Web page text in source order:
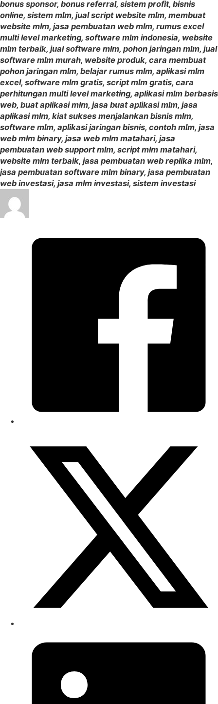
bonus sponsor, bonus referral, sistem profit, bisnis
online, sistem mlm, jual script website mlm, membuat
website mlm, jasa pembuatan web mlm, rumus excel
multi level marketing, software mlm indonesia, website
mlm terbaik, jual software mlm, pohon jaringan mlm, jual
software mlm murah, website produk, cara membuat
pohon jaringan mlm, belajar rumus mlm, aplikasi mlm
excel, software mlm gratis, script mlm gratis, cara
perhitungan multi level marketing, aplikasi mlm berbasis
web, buat aplikasi mlm, jasa buat aplikasi mlm, jasa
aplikasi mlm, kiat sukses menjalankan bisnis mlm,
software mlm, aplikasi jaringan bisnis, contoh mlm, jasa
web mlm binary, jasa web mlm matahari, jasa
pembuatan web support mlm, script mlm matahari,
website mlm terbaik, jasa pembuatan web replika mlm,
jasa pembuatan software mlm binary, jasa pembuatan
web investasi, jasa mlm investasi, sistem investasi